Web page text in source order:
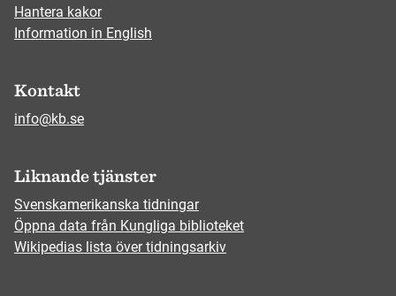
Hantera kakor
Information in English
Kontakt
info@kb.se
Liknande tjänster
Svenskamerikanska tidningar
Öppna data från Kungliga biblioteket
Wikipedias lista över tidningsarkiv